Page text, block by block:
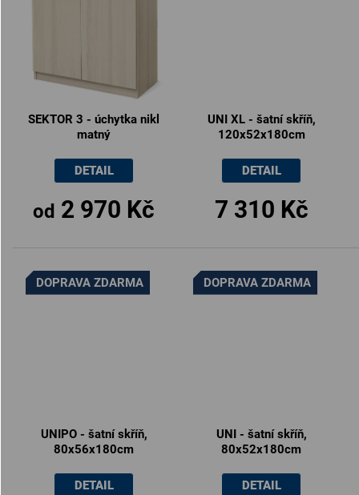
SEKTOR 3 - úchytka nikl
matný
od 2 970 Kč
DETAIL
UNI XL - šatní skříň,
120x52x180cm
7 310 Kč
DETAIL
DOPRAVA ZDARMA
UNIPO - šatní skříň,
80x56x180cm
DETAIL
DOPRAVA ZDARMA
UNI - šatní skříň,
80x52x180cm
DETAIL